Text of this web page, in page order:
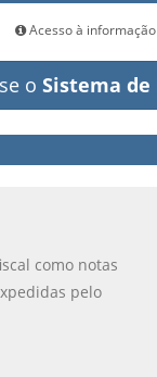
Acesso à informação
o Sistema de
como notas
pelo